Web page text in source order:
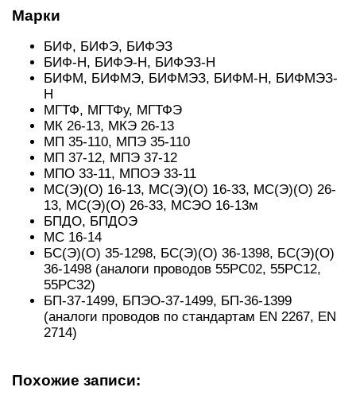
Марки
БИФ, БИФЭ, БИФЭЗ
БИФ-Н, БИФЭ-Н, БИФЭЗ-Н
БИФМ, БИФМЭ, БИФМЭЗ, БИФМ-Н, БИФМЭЗ-
Н
МГТФ, МГТФу, МГТФЭ
МК 26-13, МКЭ 26-13
МП 35-110, МПЭ 35-110
МП 37-12, МПЭ 37-12
МПО 33-11, МПОЭ 33-11
МС(Э)(О) 16-13, МС(Э)(О) 16-33, МС(Э)(О) 26-
13, МС(Э)(О) 26-33, МСЭО 16-13м
БПДО, БПДОЭ
МС 16-14
БС(Э)(О) 35-1298, БС(Э)(О) 36-1398, БС(Э)(О)
36-1498 (аналоги проводов 55РС02, 55РС12,
55РС32)
БП-37-1499, БПЭО-37-1499, БП-36-1399
(аналоги проводов по стандартам EN 2267, EN
2714)
Похожие записи: